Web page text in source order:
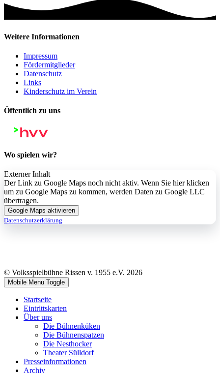
Weitere Informationen
Impressum
Fördermitglieder
Datenschutz
Links
Kinderschutz im Verein
Öffentlich zu uns
Wo spielen wir?
Externer Inhalt
Der Link zu Google Maps noch nicht aktiv. Wenn Sie hier klicken
um zu Google Maps zu kommen, werden Daten zu Google LLC
übertragen.
Google Maps aktivieren
Datenschutzerklärung
© Volksspielbühne Rissen v. 1955 e.V. 2026
Mobile Menu Toggle
Startseite
Eintrittskarten
Über uns
Die Bühnenküken
Die Bühnenspatzen
Die Nesthocker
Theater Sülldorf
Presseinformationen
Archiv